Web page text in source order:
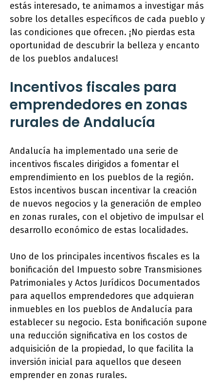
estás interesado, te animamos a investigar más
sobre los detalles específicos de cada pueblo y
las condiciones que ofrecen. ¡No pierdas esta
oportunidad de descubrir la belleza y encanto
de los pueblos andaluces!
Incentivos fiscales para
emprendedores en zonas
rurales de Andalucía
Andalucía ha implementado una serie de
incentivos fiscales dirigidos a fomentar el
emprendimiento en los pueblos de la región.
Estos incentivos buscan incentivar la creación
de nuevos negocios y la generación de empleo
en zonas rurales, con el objetivo de impulsar el
desarrollo económico de estas localidades.
Uno de los principales incentivos fiscales es la
bonificación del Impuesto sobre Transmisiones
Patrimoniales y Actos Jurídicos Documentados
para aquellos emprendedores que adquieran
inmuebles en los pueblos de Andalucía para
establecer su negocio. Esta bonificación supone
una reducción significativa en los costos de
adquisición de la propiedad, lo que facilita la
inversión inicial para aquellos que deseen
emprender en zonas rurales.